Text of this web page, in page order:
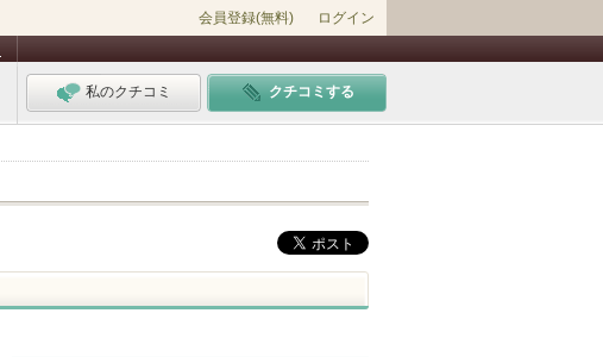
会員登録(無料) ログイン
私のクチコミ クチコミする